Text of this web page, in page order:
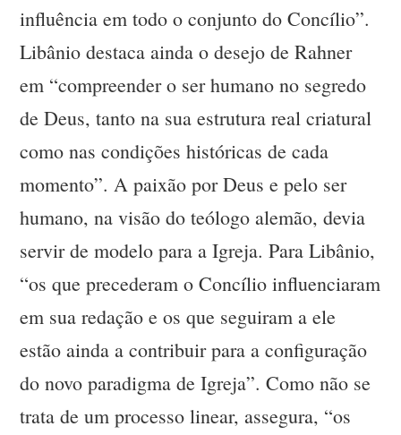
influência em todo o conjunto do Concílio”.
Libânio destaca ainda o desejo de Rahner
em “compreender o ser humano no segredo
de Deus, tanto na sua estrutura real criatural
como nas condições históricas de cada
momento”. A paixão por Deus e pelo ser
humano, na visão do teólogo alemão, devia
servir de modelo para a Igreja. Para Libânio,
“os que precederam o Concílio influenciaram
em sua redação e os que seguiram a ele
estão ainda a contribuir para a configuração
do novo paradigma de Igreja”. Como não se
trata de um processo linear, assegura, “os